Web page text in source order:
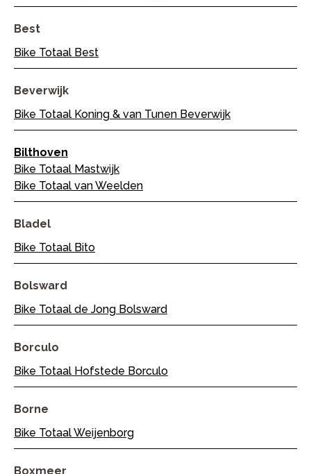
Best
Bike Totaal Best
Beverwijk
Bike Totaal Koning & van Tunen Beverwijk
Bilthoven
Bike Totaal Mastwijk
Bike Totaal van Weelden
Bladel
Bike Totaal Bito
Bolsward
Bike Totaal de Jong Bolsward
Borculo
Bike Totaal Hofstede Borculo
Borne
Bike Totaal Weijenborg
Boxmeer